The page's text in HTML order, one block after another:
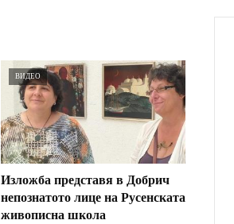
ВИДЕО
Изложба представя в Добрич
непознатото лице на Русенската
живописна школа